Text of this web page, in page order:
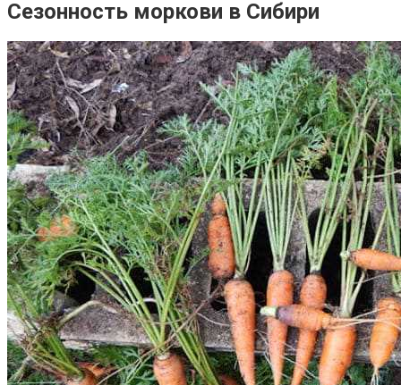
Сезонность моркови в Сибири